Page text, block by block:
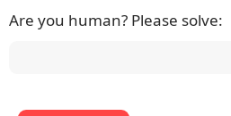
Are you human? Please solve: